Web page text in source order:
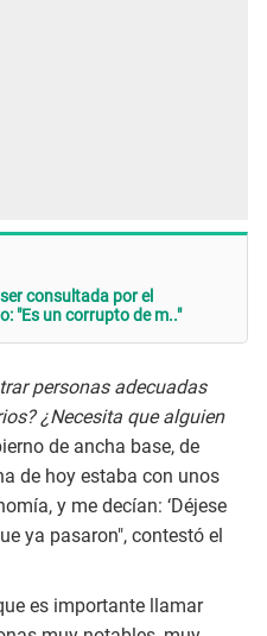
consultada por el
"Es un corrupto de m.."
personas adecuadas
¿Necesita que alguien
de ancha base, de
de hoy estaba con unos
y me decían: ‘Déjese
ya pasaron", contestó el
es importante llamar